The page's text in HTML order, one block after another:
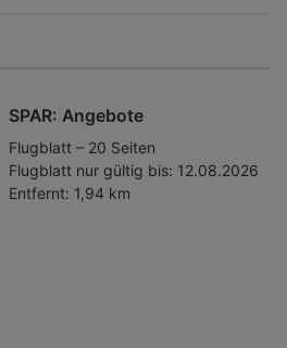
SPAR: Angebote
Flugblatt – 20 Seiten
Flugblatt nur gültig bis: 12.08.2026
Entfernt: 1,94 km